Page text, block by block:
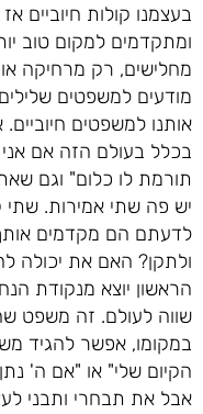
בעצמנו קולות חיוביים
ומתקדמים למקום טוב
מחלישים, רק מרחיקה
מודעים למשפטים
אותנו למשפטים
בכלל בעולם הזה אם
תורמת לו כלום" וגם
יש פה שתי אמירות.
לדעתם הם מקדמים
ולתקן? האם את יכולה
הראשון יוצא מנקודת
שווה לעולם. זה משפט
במקומו, אפשר להגיד
הקיום שלי" או "אם ה'
אבל את תבחרי ותבני